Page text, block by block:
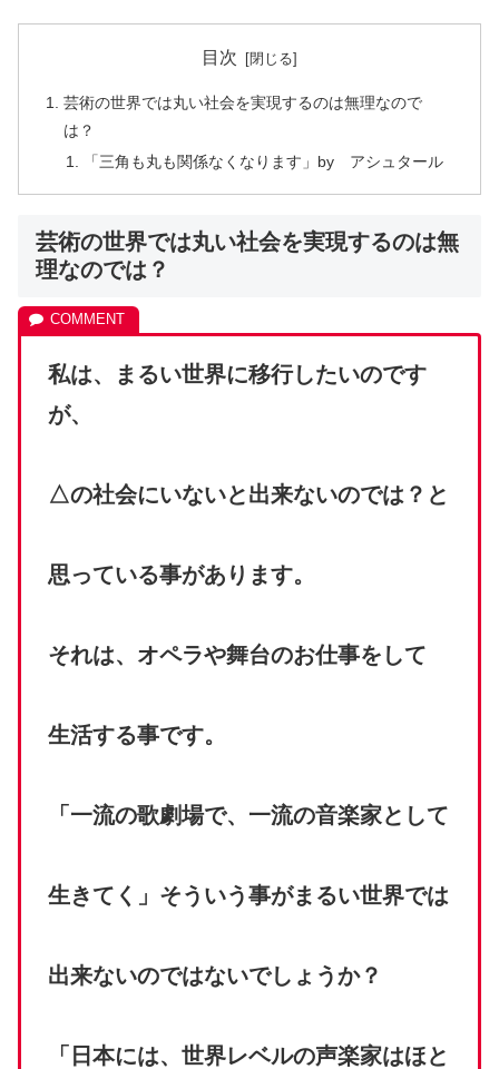
目次
芸術の世界では丸い社会を実現するのは無理なので
は？
「三角も丸も関係なくなります」by アシュタール
芸術の世界では丸い社会を実現するのは無
理なのでは？
私は、まるい世界に移行したいのです
が、
△の社会にいないと出来ないのでは？と
思っている事があります。
それは、オペラや舞台のお仕事をして
生活する事です。
「一流の歌劇場で、一流の音楽家として
生きてく」そういう事がまるい世界では
出来ないのではないでしょうか？
「日本には、世界レベルの声楽家はほと